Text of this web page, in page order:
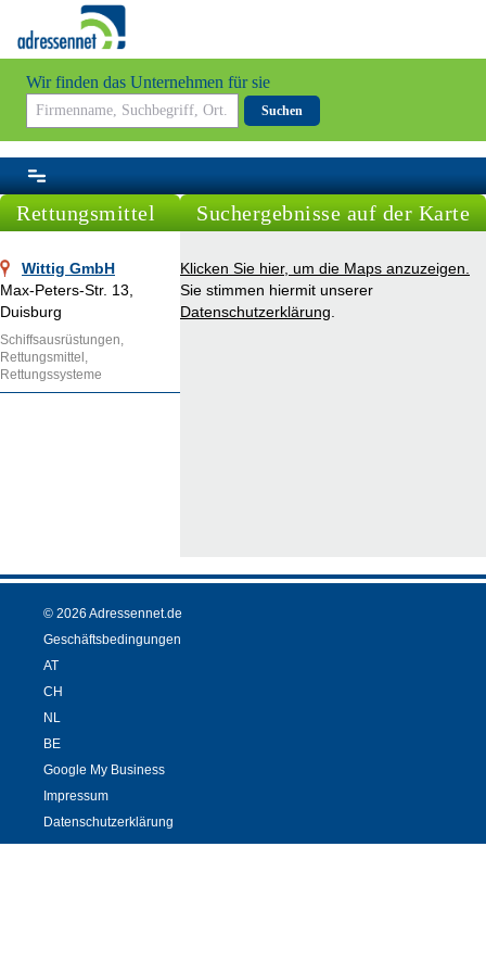
Wir finden das Unternehmen für sie
Suchen
Rettungsmittel
Wittig GmbH
Max-Peters-Str. 13,
Duisburg
Schiffsausrüstungen,
Rettungsmittel,
Rettungssysteme
Suchergebnisse auf der Karte
Klicken Sie hier, um die Maps anzuzeigen.
Sie stimmen hiermit unserer
Datenschutzerklärung
© 2026 Adressennet.de
Geschäftsbedingungen
AT
CH
NL
BE
Google My Business
Impressum
Datenschutzerklärung